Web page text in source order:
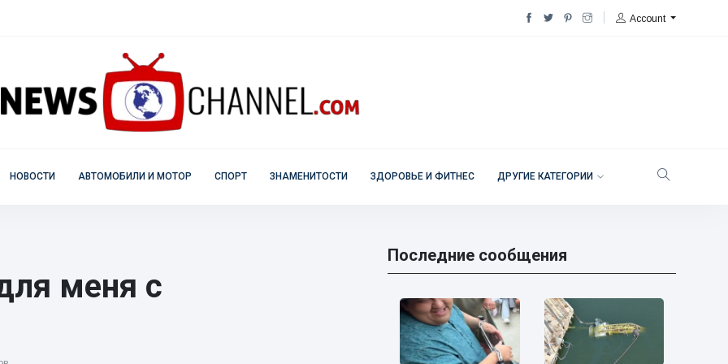
Account
НОВОСТИ АВТОМОБИЛИ И МОТОР СПОРТ ЗНАМЕНИТОСТИ ЗДОРОВЬЕ И ФИТНЕС ДРУГИЕ КАТЕГОРИИ
меня с
Последние сообщения